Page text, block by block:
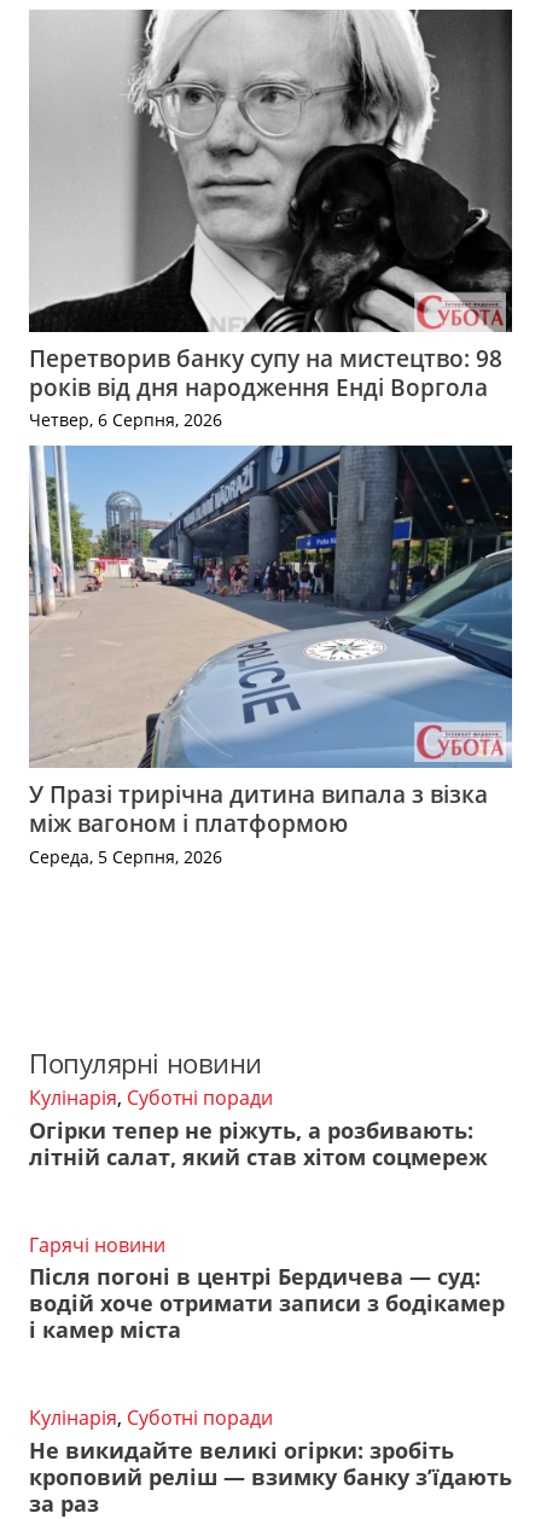
Перетворив банку супу на мистецтво: 98
років від дня народження Енді Воргола
Четвер, 6 Серпня, 2026
У Празі трирічна дитина випала з візка
між вагоном і платформою
Середа, 5 Серпня, 2026
Популярні новини
Кулінарія, Суботні поради
Огірки тепер не ріжуть, а розбивають:
літній салат, який став хітом соцмереж
Гарячі новини
Після погоні в центрі Бердичева — суд:
водій хоче отримати записи з бодікамер
і камер міста
Кулінарія, Суботні поради
Не викидайте великі огірки: зробіть
кроповий реліш — взимку банку з’їдають
за раз